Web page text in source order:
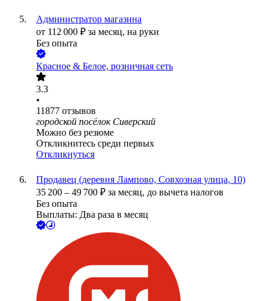
Администратор магазина
от 112 000 ₽ за месяц, на руки
Без опыта
Красное & Белое, розничная сеть
3.3
•
11877 отзывов
городской посёлок Сиверский
Можно без резюме
Откликнитесь среди первых
Откликнуться
Продавец (деревня Лампово, Совхозная улица, 10)
35 200 – 49 700 ₽ за месяц, до вычета налогов
Без опыта
Выплаты: Два раза в месяц